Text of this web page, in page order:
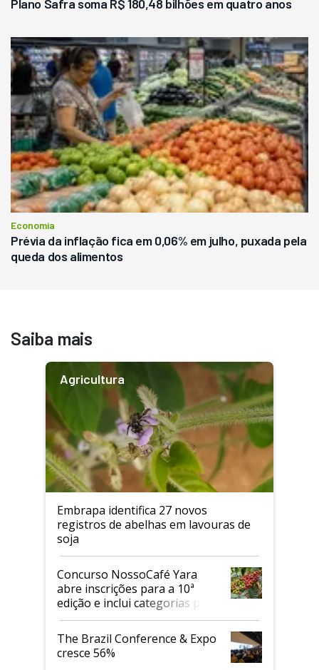
Plano Safra soma R$ 180,48 bilhões em quatro anos
Economia
Prévia da inflação fica em 0,06% em julho, puxada pela
queda dos alimentos
Saiba mais
Agricultura
Embrapa identifica 27 novos
registros de abelhas em lavouras de
soja
Concurso NossoCafé Yara
abre inscrições para a 10ª
edição e inclui categorias para
cafés Canephora
The Brazil Conference & Expo
cresce 56%